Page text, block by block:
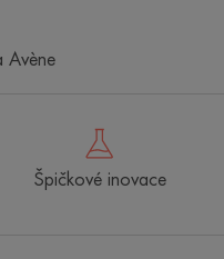
Avène
Špičkové inovace